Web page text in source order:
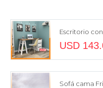
Escritorio
USD
Sofá cama